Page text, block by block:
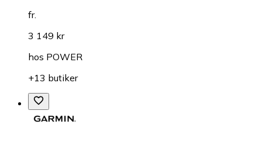
fr.
3 149 kr
hos POWER
+13 butiker